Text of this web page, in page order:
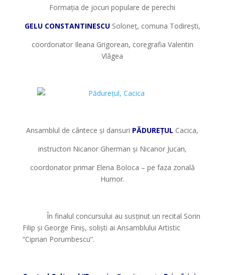
Formația de jocuri populare de perechi
GELU CONSTANTINESCUSoloneț, comuna Todirești,
coordonator Ileana Grigorean, coregrafia Valentin
Vlâgea
Ansamblul de cântece și dansuri PĂDUREȚUL Cacica,
instructori Nicanor Gherman și Nicanor Jucan,
coordonator primar Elena Boloca – pe faza zonală
Humor.
În finalul concursului au susținut un recital Sorin
Filip și George Finiș, soliști ai Ansamblului Artistic
“Ciprian Porumbescu”.